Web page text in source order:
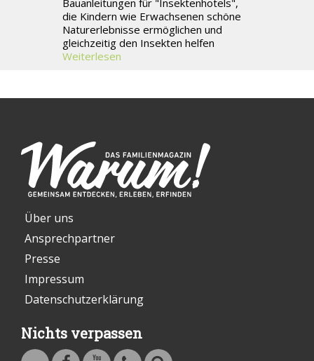
die Kindern wie Erwachsenen schöne
Naturerlebnisse ermöglichen und
gleichzeitig den Insekten helfen
Weiterlesen
Über uns
Ansprechpartner
Presse
Impressum
Datenschutzerklärung
Nichts verpassen